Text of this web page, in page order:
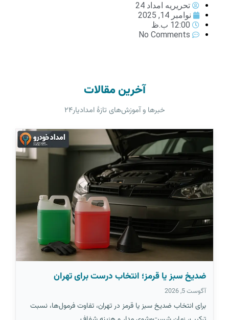
تحریریه امداد 24
نوامبر 14, 2025
12:00 ب.ظ
No Comments
آخرین مقالات
خبرها و آموزش‌های تازهٔ امدادیار۲۴
ضدیخ سبز یا قرمز؛ انتخاب درست برای تهران
آگوست 5, 2026
برای انتخاب ضدیخ سبز یا قرمز در تهران، تفاوت فرمول‌ها، نسبت